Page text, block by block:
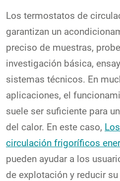
Los termostatos de
garantizan un
preciso de muestras,
investigación básica,
sistemas técnicos. En
aplicaciones, el
suele ser suficiente para
del calor. En este caso,
circulación frigoríficos
pueden ayudar a los
de explotación y reducir